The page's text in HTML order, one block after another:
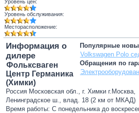
Уровень цен:
Уровень обслуживания:
Месторасположение:
Популярные
Volkswagen Polo
Обращения по
Информация о
дилере
Фольксваген
Центр Германика
(Химки)
Россия Московская обл., г. Химки г.Москва,
Ленинградское ш., влад. 18 (2 км от МКАД)
Время работы: С понедельника до